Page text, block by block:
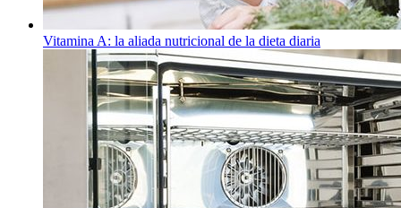
Vitamina A: la aliada nutricional de la dieta diaria